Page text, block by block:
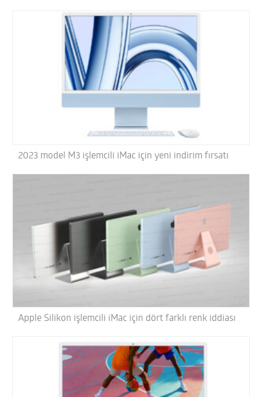
2023 model M3 işlemcili iMac için yeni indirim fırsatı
Apple Silikon işlemcili iMac için dört farklı renk iddiası